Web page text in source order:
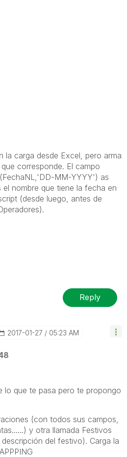
la carga desde Excel, pero arma
corresponde. El campo
MM-YYYY') as
el nombre que tiene la fecha en
(desde luego, antes de
Reply
‎2017-01-27 05:23 AM
lo que te pasa pero te propongo
(con todos sus campos,
y otra llamada Festivos
del festivo). Carga la